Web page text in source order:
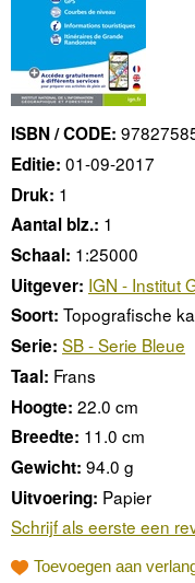
ISBN / CODE:
Editie: 01-09-2017
Druk: 1
Aantal blz.: 1
Schaal: 1:25000
Uitgever: IGN - Institut
Soort: Topografische
Serie: SB - Serie Bleue
Taal: Frans
Hoogte: 22.0 cm
Breedte: 11.0 cm
Gewicht: 94.0 g
Uitvoering: Papier
Schrijf als eerste een
Toevoegen aan